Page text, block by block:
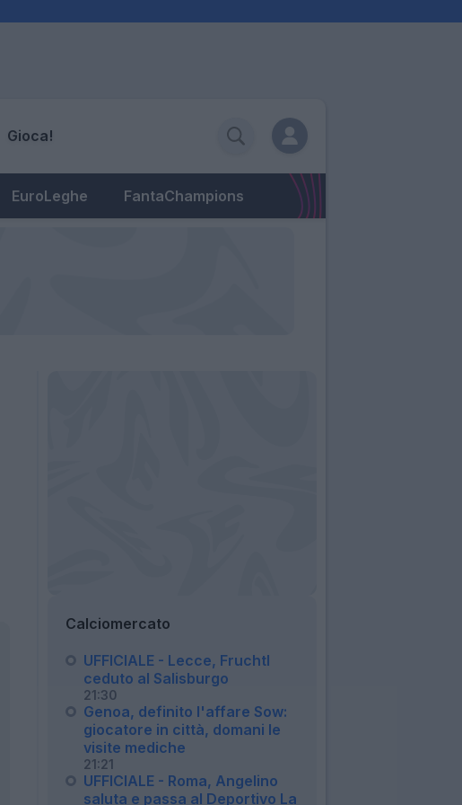
Gioca!
EuroLeghe FantaChampions
Calciomercato
UFFICIALE - Lecce, Fruchtl
ceduto al Salisburgo
21:30
Genoa, definito l'affare Sow:
giocatore in città, domani le
visite mediche
21:21
UFFICIALE - Roma, Angelino
saluta e passa al Deportivo La